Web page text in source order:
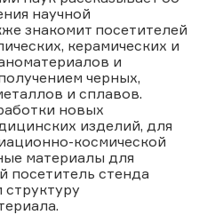
научной
знакомит посетителей
керамических и
и
черных,
и сплавов.
новых
изделий, для
космической
материалы для
посетитель стенда
структуру